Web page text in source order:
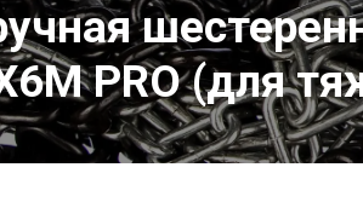
PRO (для